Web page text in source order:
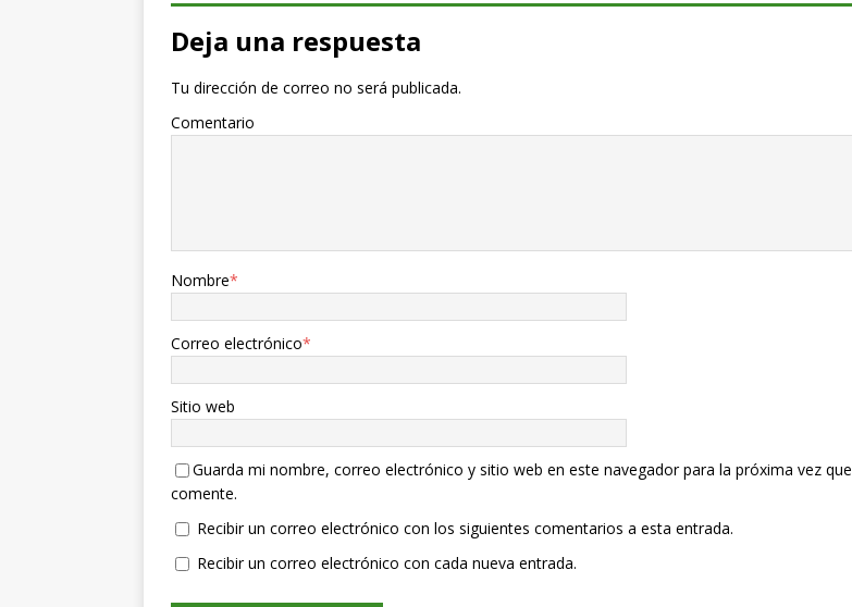
Deja una respuesta
Tu dirección de correo no será publicada.
Comentario
Nombre*
Correo electrónico*
Sitio web
Guarda mi nombre, correo electrónico y sitio web en este navegador para la próxima vez que
comente.
Recibir un correo electrónico con los siguientes comentarios a esta entrada.
Recibir un correo electrónico con cada nueva entrada.